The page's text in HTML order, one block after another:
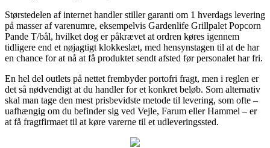
Størstedelen af internet handler stiller garanti om 1 hverdags levering
på masser af varenumre, eksempelvis Gardenlife Grillpalet Popcorn
Pande T/bål, hvilket dog er påkrævet at ordren køres igennem
tidligere end et nøjagtigt klokkeslæt, med hensynstagen til at de har
en chance for at nå at få produktet sendt afsted før personalet har fri.
En hel del outlets på nettet frembyder portofri fragt, men i reglen er
det så nødvendigt at du handler for et konkret beløb. Som alternativ
skal man tage den mest prisbevidste metode til levering, som ofte –
uafhængig om du befinder sig ved Vejle, Farum eller Hammel – er
at få fragtfirmaet til at køre varerne til et udleveringssted.